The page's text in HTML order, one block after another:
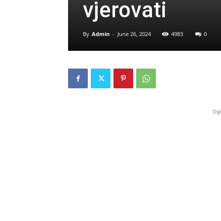
vjerovati
By Admin - June 26, 2024 4983 0